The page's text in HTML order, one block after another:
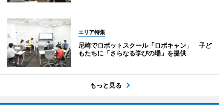
エリア特集
尼崎でロボットスクール「ロボキャン」 子ど
もたちに「さらなる学びの場」を提供
もっと見る